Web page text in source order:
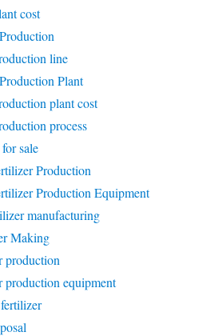
cost
line
Plant
plant cost
process
sale
Production
Production Equipment
manufacturing
Making
production
production equipment